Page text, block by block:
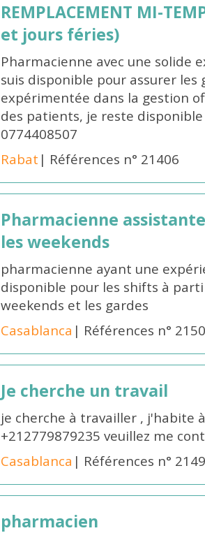
REMPLACEMENT MI-
et jours féries)
Pharmacienne avec une solide
suis disponible pour assurer les
expérimentée dans la gestion
des patients, je reste
0774408507
Rabat | Références n° 21406
Pharmacienne
les weekends
pharmacienne ayant une
disponible pour les shifts à
weekends et les gardes
Casablanca | Références n°
Je cherche un travail
je cherche à travailler , j'habite
+212779879235 veuillez me
Casablanca | Références n°
pharmacien